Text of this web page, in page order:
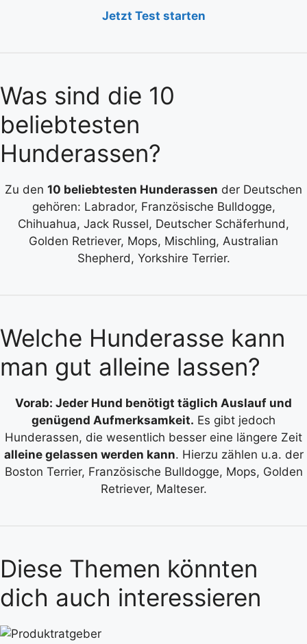
Jetzt Test starten
Was sind die 10
beliebtesten
Hunderassen?
Zu den 10 beliebtesten Hunderassen der Deutschen
gehören: Labrador, Französische Bulldogge,
Chihuahua, Jack Russel, Deutscher Schäferhund,
Golden Retriever, Mops, Mischling, Australian
Shepherd, Yorkshire Terrier.
Welche Hunderasse kann
man gut alleine lassen?
Vorab: Jeder Hund benötigt täglich Auslauf und
genügend Aufmerksamkeit. Es gibt jedoch
Hunderassen, die wesentlich besser eine längere Zeit
alleine gelassen werden kann. Hierzu zählen u.a. der
Boston Terrier, Französische Bulldogge, Mops, Golden
Retriever, Malteser.
Diese Themen könnten
dich auch interessieren